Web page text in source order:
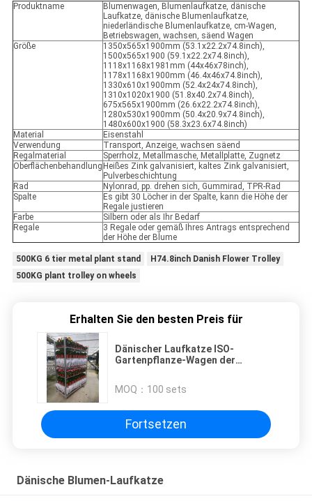
Produktname
Blumenwagen, Blumenlaufkatze, dänische
Laufkatze, dänische Blumenlaufkatze,
niederländische Blumenlaufkatze, cm-Wagen,
Betriebswagen, wachsen, säend Wagen
Größe
1350x565x1900mm (53.1x22.2x74.8inch),
1500x565x1900 (59.1x22.2x74.8inch),
1118x1168x1981mm (44x46x78inch),
1178x1168x1900mm (46.4x46x74.8inch),
1330x610x1900mm (52.4x24x74.8inch),
1310x1020x1900 (51.8x40.2x74.8inch),
675x565x1900mm (26.6x22.2x74.8inch),
1280x530x1900mm (50.4x20.9x74.8inch),
1480x600x1900 (58.3x23.6x74.8inch)
Material
Eisenstahl
Verwendung
Transport, Anzeige, wachsen säend
Regalmaterial
Sperrholz, Metallmasche, Metallplatte, Zugnetz
Oberflächenbehandlung Heißes Zink galvanisiert, kaltes Zink galvanisiert,
Pulverbeschichtung
Rad
Nylonrad, pp. drehen sich, Gummirad, TPR-Rad
Spalte
Es gibt 30 Löcher in der Spalte, kann die Höhe der
Regale justieren
Farbe
Silbern oder als Ihr Bedarf
Regale
3 Regale oder gemäß Ihres Antrags entsprechend
der Höhe der Blume
500KG 6 tier metal plant stand
H74.8inch Danish Flower Trolley
500KG plant trolley on wheels
Erhalten Sie den besten Preis für
Dänischer Laufkatze ISO-
Gartenpflanze-Wagen der
MOQ： 100 sets
Fortsetzen
Dänische Blumen-Laufkatze